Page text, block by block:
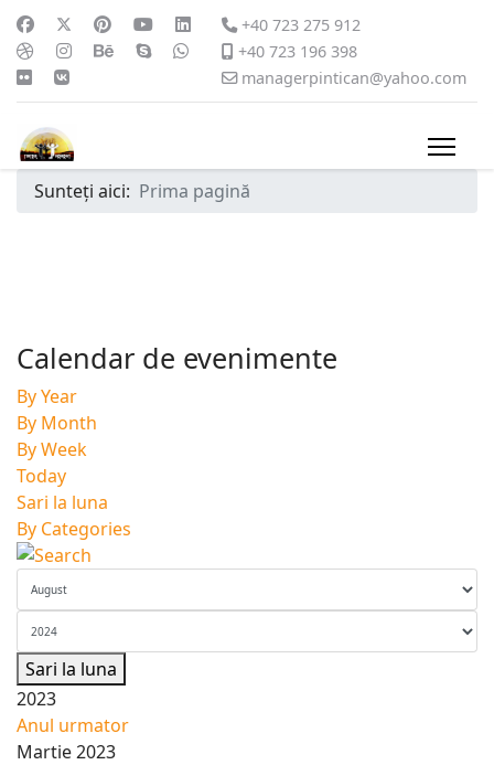
+40 723 275 912
+40 723 196 398
managerpintican@yahoo.com
Sunteți aici: Prima pagină
Calendar de evenimente
By Year
By Month
By Week
Today
Sari la luna
By Categories
Sari la luna
2023
Anul urmator
Martie 2023